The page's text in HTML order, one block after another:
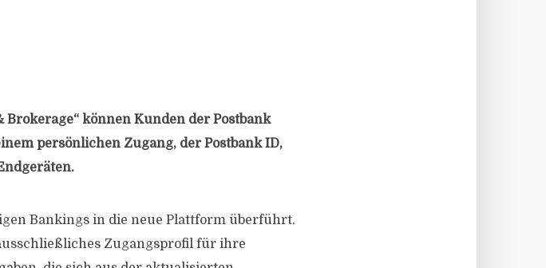
können Kunden der Postbank
persönlichen Zugang, der Postbank ID,
Bankings in die neue Plattform überführt.
Zugangsprofil für ihre